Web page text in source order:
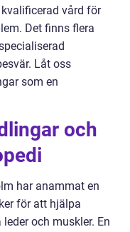
vård för
Det finns flera
Låt oss
som en
och
har anammat en
för att hjälpa
och muskler. En